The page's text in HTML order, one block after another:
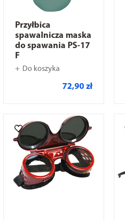
Przyłbica
spawalnicza maska
do spawania PS-17
F
Do koszyka
72,90 zł